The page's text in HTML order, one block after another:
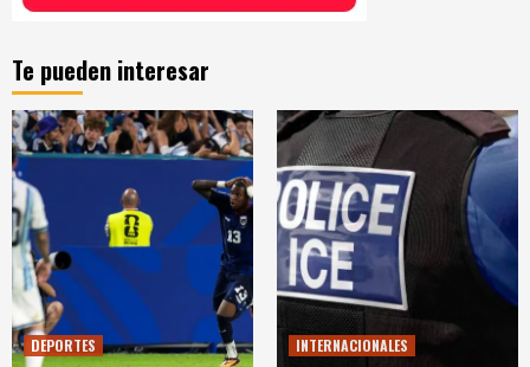
Te pueden interesar
DEPORTES INTERNACIONALES